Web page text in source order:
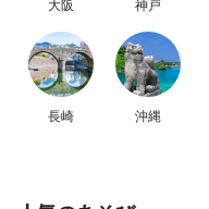
大阪 神戸
長崎 沖縄